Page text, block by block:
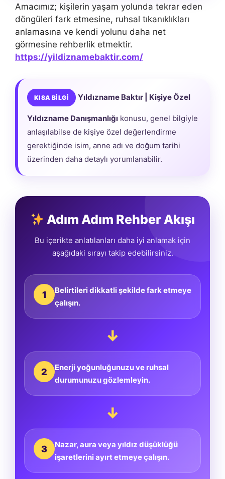
Amacımız; kişilerin yaşam yolunda tekrar eden
döngüleri fark etmesine, ruhsal tıkanıklıkları
anlamasına ve kendi yolunu daha net
görmesine rehberlik etmektir.
https://yildiznamebaktir.com/
KISA BİLGİ Yıldızname Baktır | Kişiye Özel
Yıldızname Danışmanlığı konusu, genel bilgiyle
anlaşılabilse de kişiye özel değerlendirme
gerektiğinde isim, anne adı ve doğum tarihi
üzerinden daha detaylı yorumlanabilir.
Adım Adım Rehber Akışı
Bu içerikte anlatılanları daha iyi anlamak için
aşağıdaki sırayı takip edebilirsiniz.
1
Belirtileri dikkatli şekilde fark etmeye
çalışın.
↓
2
Enerji yoğunluğunuzu ve ruhsal
durumunuzu gözlemleyin.
↓
3
Nazar, aura veya yıldız düşüklüğü
işaretlerini ayırt etmeye çalışın.